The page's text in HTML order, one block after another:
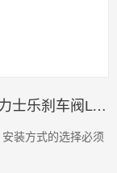
LT07MKA-1X/060J/19M德国Rexroth力士乐刹车阀LT07MKA-1X/19M现
装方式的选择必须